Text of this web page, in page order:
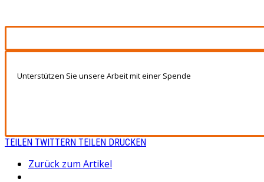
Unterstützen Sie unsere Arbeit mit einer Spende
TEILEN TWITTERN TEILEN DRUCKEN
Zurück zum Artikel